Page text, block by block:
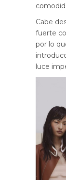
Cabe
fuerte
por lo
luce